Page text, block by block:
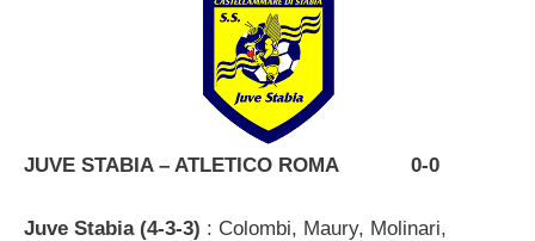
JUVE STABIA – ATLETICO ROMA 0-0
Juve Stabia (4-3-3) : Colombi, Maury, Molinari,